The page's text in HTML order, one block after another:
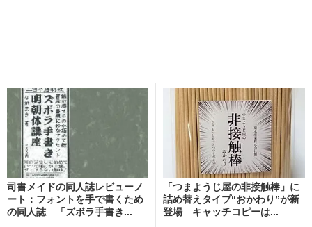
司書メイドの同人誌レビューノ
ート：フォントを手で書くため
の同人誌 「ズボラ手書き...
「つまようじ屋の非接触棒」に
詰め替えタイプ“おかわり”が新
登場 キャッチコピーは...